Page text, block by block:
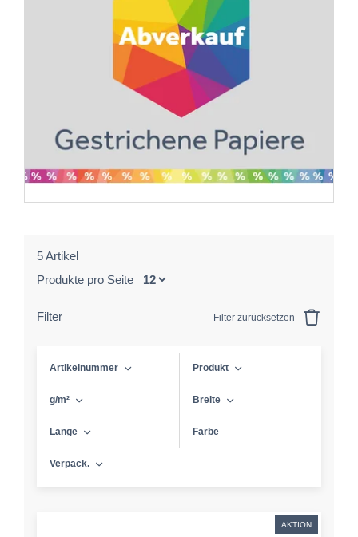
5 Artikel
Produkte pro Seite
Filter Filter zurücksetzen
Artikelnummer Produkt
g/m² Breite
Länge Farbe
Verpack.
AKTION